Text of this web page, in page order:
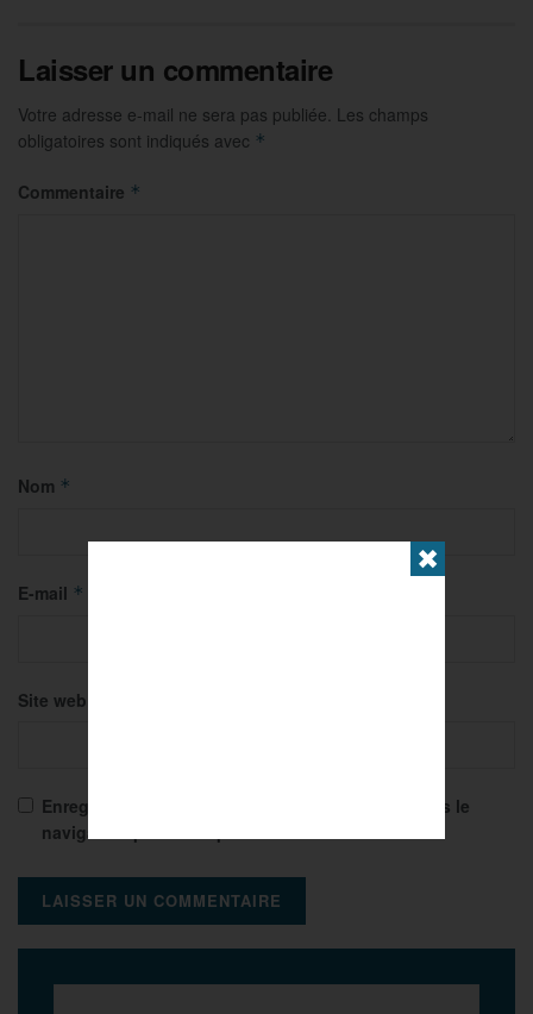
Laisser un commentaire
Votre adresse e-mail ne sera pas publiée. Les champs
obligatoires sont indiqués avec *
Commentaire *
Nom *
E-mail *
Site web
Enregistrer mon nom, mon e-mail et mon site dans le
navigateur pour mon prochain commentaire.
✖